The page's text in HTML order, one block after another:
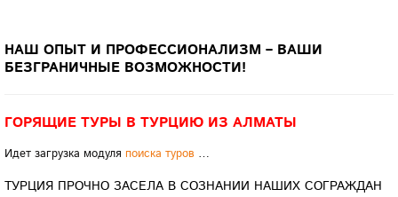
НАШ ОПЫТ И ПРОФЕССИОНАЛИЗМ – ВАШИ
БЕЗГРАНИЧНЫЕ ВОЗМОЖНОСТИ!
ГОРЯЩИЕ ТУРЫ В ТУРЦИЮ ИЗ АЛМАТЫ
Идет загрузка модуля поиска туров …
ТУРЦИЯ ПРОЧНО ЗАСЕЛА В СОЗНАНИИ НАШИХ СОГРАЖДАН